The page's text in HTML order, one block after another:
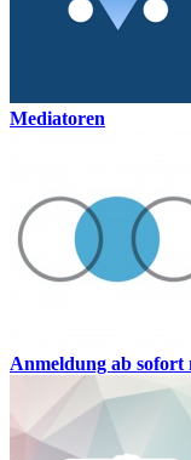
Mediatoren
Anmeldung ab sofort